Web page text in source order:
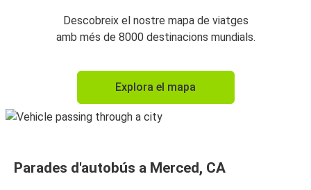
Descobreix el nostre mapa de viatges
amb més de 8000 destinacions mundials.
Explora el mapa
Parades d'autobús a Merced, CA